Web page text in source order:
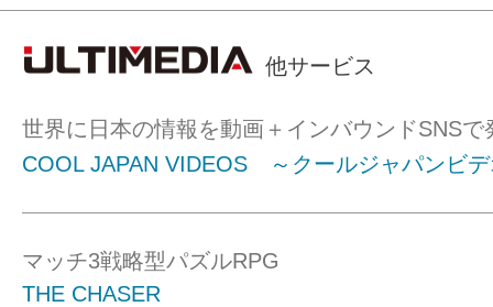
他サービス
世界に日本の情報を動画＋インバウンドSNSで
COOL JAPAN VIDEOS ～クールジャパンビ
マッチ3戦略型パズルRPG
THE CHASER